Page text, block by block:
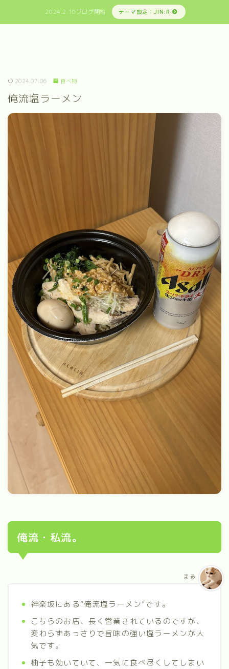
2024.2.10ブログ開始 テーマ設定：JIN:R
2024.07.06 食べ物
俺流塩ラーメン
俺流・私流。
神楽坂にある”俺流塩ラーメン”です。
こちらのお店、長く営業されているのですが、
変わらずあっさりで旨味の強い塩ラーメンが人
気です。
柚子も効いていて、一気に食べ尽くしてしまい
まる